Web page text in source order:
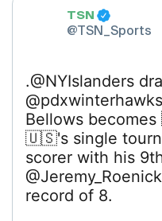
TSN
@TSN_Sports
.@NYIslanders
Bellows
🇺🇸's single
scorer with his
record of 8.